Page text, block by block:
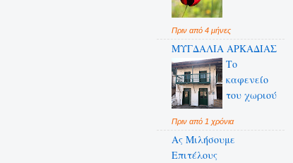
Πριν από 4 μήνες
ΜΥΓΔΑΛΙΑ ΑΡΚΑΔΙΑΣ
Το
καφενείο
του χωριού
Πριν από 1 χρόνια
Ας Μιλήσουμε
Επιτέλους